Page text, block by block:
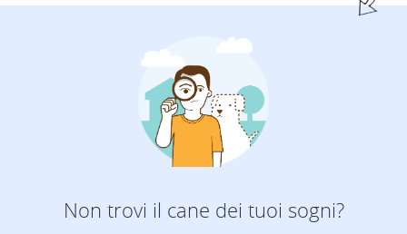
Non trovi il cane dei tuoi sogni?